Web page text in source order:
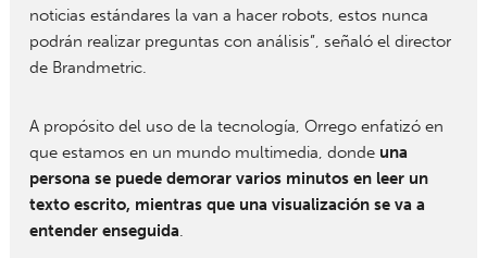
noticias estándares la van a hacer robots, estos nunca
podrán realizar preguntas con análisis”, señaló el director
de Brandmetric.
A propósito del uso de la tecnología, Orrego enfatizó en
que estamos en un mundo multimedia, donde una
persona se puede demorar varios minutos en leer un
texto escrito, mientras que una visualización se va a
entender enseguida.